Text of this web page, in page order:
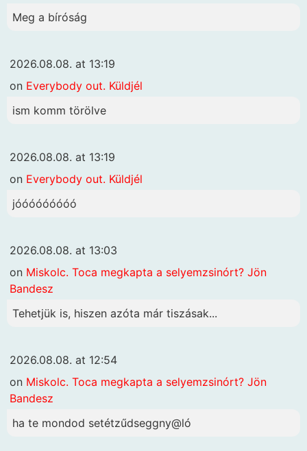
Meg a bíróság
2026.08.08. at 13:19
on Everybody out. Küldjél
ism komm törölve
2026.08.08. at 13:19
on Everybody out. Küldjél
jóóóóóóóóó
2026.08.08. at 13:03
on Miskolc. Toca megkapta a selyemzsinórt? Jön
Bandesz
Tehetjük is, hiszen azóta már tiszásak...
2026.08.08. at 12:54
on Miskolc. Toca megkapta a selyemzsinórt? Jön
Bandesz
ha te mondod setétzűdseggny@ló